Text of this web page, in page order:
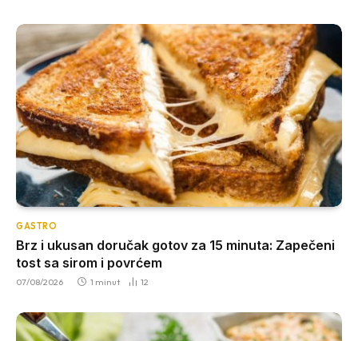
GASTRO
Brz i ukusan doručak gotov za 15 minuta: Zapečeni
tost sa sirom i povrćem
07/08/2026 1 minut 12